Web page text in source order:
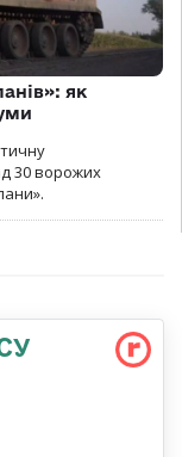
як
30 ворожих